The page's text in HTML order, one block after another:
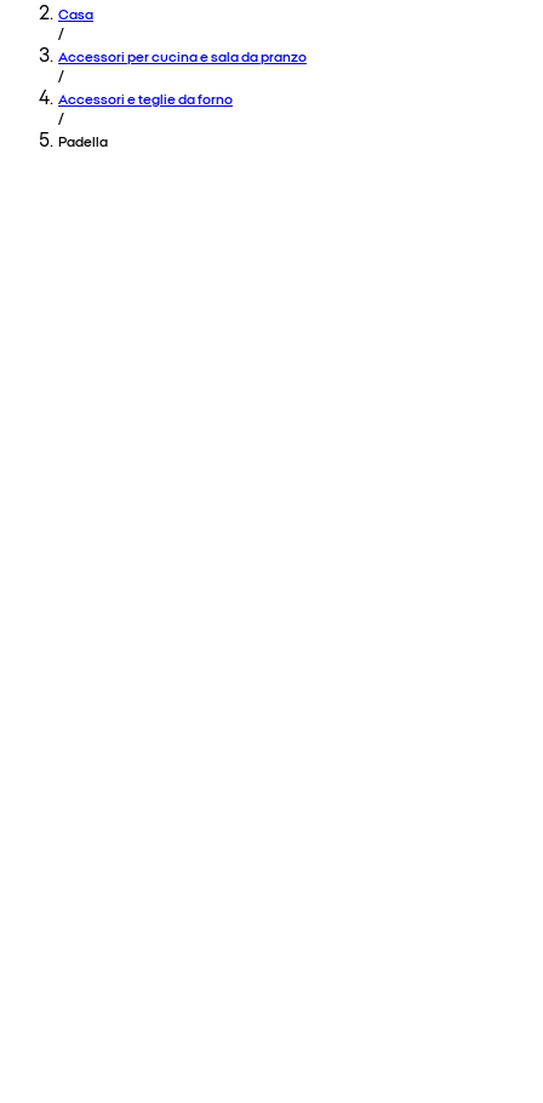
Casa
/
Accessori per cucina e sala da pranzo
/
Accessori e teglie da forno
/
Padella